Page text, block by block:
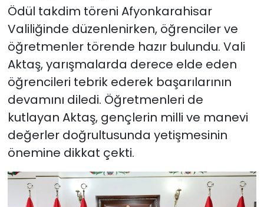
Ödül takdim töreni Afyonkarahisar
Valiliğinde düzenlenirken, öğrenciler ve
öğretmenler törende hazır bulundu. Vali
Aktaş, yarışmalarda derece elde eden
öğrencileri tebrik ederek başarılarının
devamını diledi. Öğretmenleri de
kutlayan Aktaş, gençlerin milli ve manevi
değerler doğrultusunda yetişmesinin
önemine dikkat çekti.